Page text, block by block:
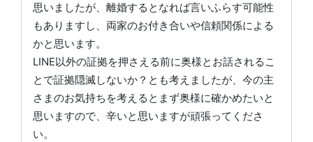
思いましたが、離婚するとなれば言いふらす可能性
もありますし、両家のお付き合いや信頼関係による
かと思います。
LINE以外の証拠を押さえる前に奥様とお話されるこ
とで証拠隠滅しないか？とも考えましたが、今の主
さまのお気持ちを考えるとまず奥様に確かめたいと
思いますので、辛いと思いますが頑張ってくださ
い。